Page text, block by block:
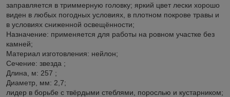
заправляется в триммерную головку; яркий цвет лески хорошо
виден в любых погодных условиях, в плотном покрове травы и
в условиях сниженной освещённости;
Назначение: применяется для работы на ровном участке без
камней;
Материал изготовления: нейлон;
Сечение: звезда ;
Длина, м: 257 ;
Диаметр, мм: 2,7;
лидер в борьбе с твёрдыми стеблями, порослью и кустарником;